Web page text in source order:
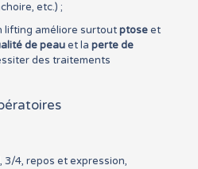
etc.) ;
lifting améliore surtoutptoseet
de peauet la perte de
des traitements
3/4, repos et expression,